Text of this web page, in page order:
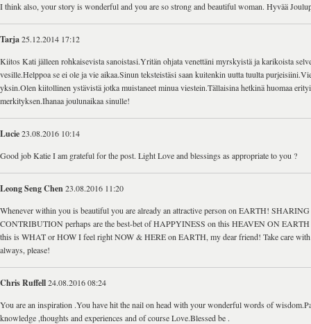
I think also, your story is wonderful and you are so strong and beautiful woman. Hyvää
Tarja25.12.2014 17:12
Kiitos Kati jälleen rohkaisevista sanoistasi.Yritän ohjata venettäni myrskyistä ja karikoista
vesille.Helppoa se ei ole ja vie aikaa.Sinun teksteistäsi saan kuitenkin uutta tuulta
yksin.Olen kiitollinen ystävistä jotka muistaneet minua viestein.Tällaisina hetkinä huomaa
merkityksen.Ihanaa joulunaikaa sinulle!
Lucie23.08.2016 10:14
Good job Katie I am grateful for the post. Light Love and blessings as appropriate to you ?
Leong Seng Chen23.08.2016 11:20
Whenever within you is beautiful you are already an attractive person on EARTH!
CONTRIBUTION perhaps are the best-bet of HAPPYINESS on this HEAVEN ON EARTH
this is WHAT or HOW I feel right NOW & HERE on EARTH, my dear friend! Take care
always, please!
Chris Ruffell24.08.2016 08:24
You are an inspiration .You have hit the nail on head with your wonderful words of
knowledge ,thoughts and experiences and of course Love.Blessed be .